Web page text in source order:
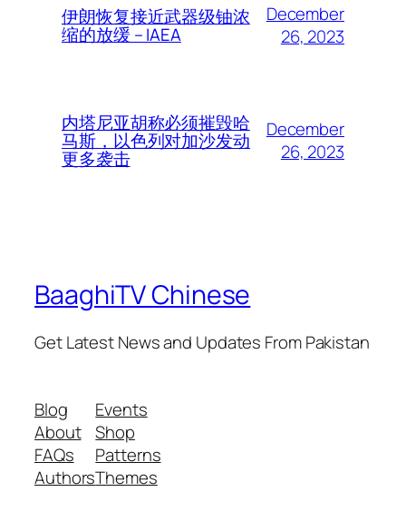
伊朗恢复接近武器级铀浓
缩的放缓 – IAEA
December
26, 2023
内塔尼亚胡称必须摧毁哈
马斯，以色列对加沙发动
更多袭击
December
26, 2023
BaaghiTV Chinese
Get Latest News and Updates From Pakistan
Blog
About
FAQs
Authors
Events
Shop
Patterns
Themes